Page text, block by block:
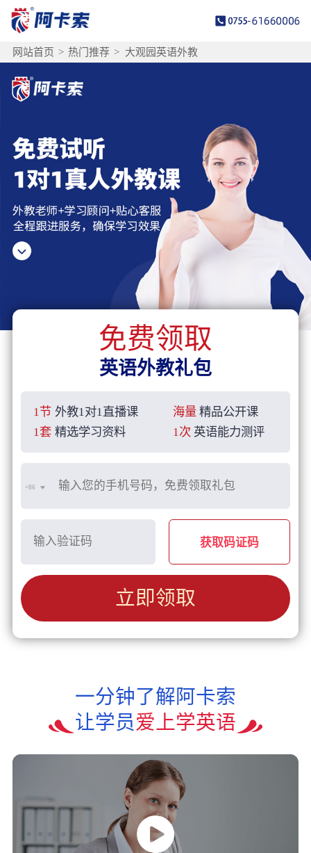
网站首页 > 热门推荐 > 大观园英语外教
免费领取
英语外教礼包
1节 外教1对1直播课 海量 精品公开课
1套 精选学习资料 1次 英语能力测评
+86
获取码证码
立即领取
一分钟了解阿卡索
让学员爱上学英语